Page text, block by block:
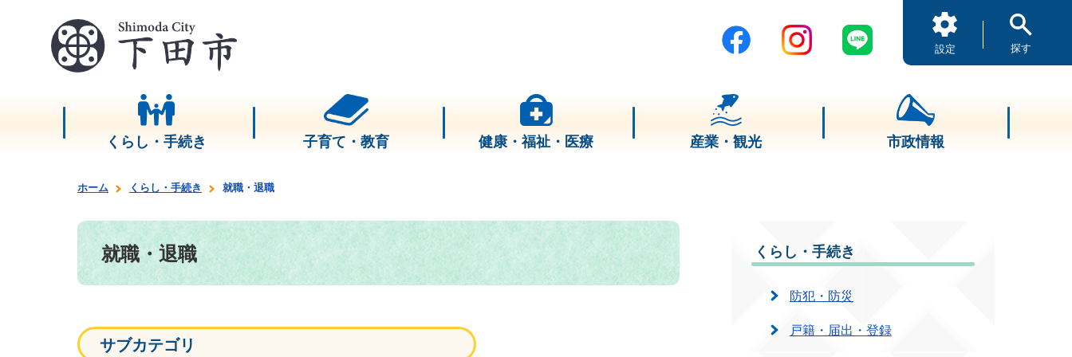
設定 探す
くらし・手続き 子育て・教育 健康・福祉・医療 産業・観光 市政情報
ホーム くらし・手続き 就職・退職
就職・退職
サブカテゴリ
くらし・手続き
防犯・防災
戸籍・届出・登録